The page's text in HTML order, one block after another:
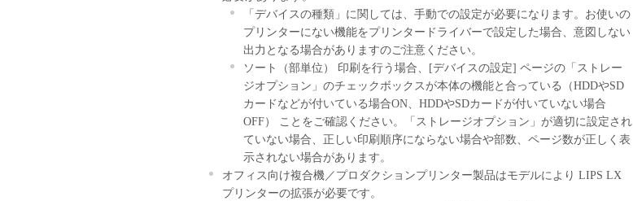
hereunder.
You may make one copy of the Software solely for a back-up purpose.
2. RESTRICTIONS
You shall not use the Software except as expressly granted or permitted herein, and shall
not assign, sublicense, sell, rent, lease, loan, convey or transfer to any third party the
Software. You shall not alter, translate or convert to another programming language,
modify, disassemble, decompile or otherwise reverse engineer the Software and you shall
not have any third party to do so.
3. COPYRIGHT NOTICE
You shall not modify, remove or delete any copyright notice of Canon or its licensors
contained in the Software, including any copy thereof.
「デバイスの種類」に関しては、手動での設定が必要になります。お使いの
プリンターにない機能をプリンタードライバーで設定した場合、意図しない
出力となる場合がありますのご注意ください。
ソート（部単位） 印刷を行う場合、[デバイスの設定] ページの「ストレー
ジオプション」のチェックボックスが本体の機能と合っている（HDDやSD
カードなどが付いている場合ON、HDDやSDカードが付いていない場合
OFF） ことをご確認ください。「ストレージオプション」が適切に設定され
ていない場合、正しい印刷順序にならない場合や部数、ページ数が正しく表
示されない場合があります。
オフィス向け複合機／プロダクションプリンター製品はモデルにより LIPS LX
プリンターの拡張が必要です。